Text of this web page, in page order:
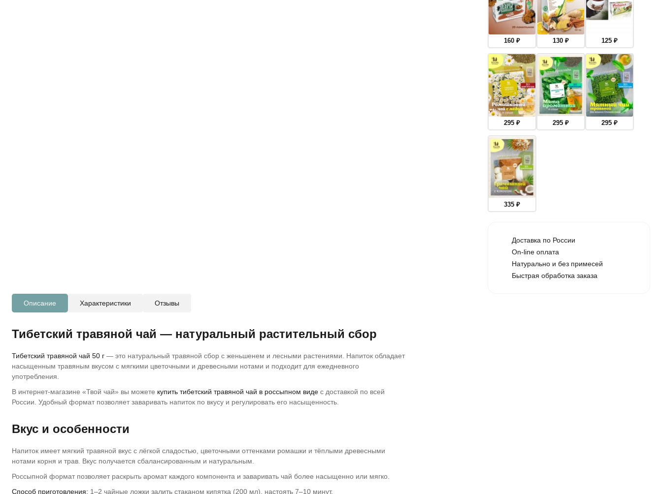
160 ₽ 130 ₽ 125 ₽
295 ₽ 295 ₽ 295 ₽
335 ₽
Доставка по России
On-line оплата
Натурально и без примесей
Быстрая обработка заказа
Описание Характеристики Отзывы
Тибетский травяной чай — натуральный растительный сбор
Тибетский травяной чай 50 г — это натуральный травяной сбор с женьшенем и лесными растениями. Напиток обладает
насыщенным травяным вкусом с мягкими цветочными и древесными нотами и подходит для ежедневного
употребления.
В интернет-магазине «Твой чай» вы можете купить тибетский травяной чай в россыпном виде с доставкой по всей
России. Удобный формат позволяет заваривать напиток по вкусу и регулировать его насыщенность.
Вкус и особенности
Напиток имеет мягкий травяной вкус с лёгкой сладостью, цветочными оттенками ромашки и тёплыми древесными
нотами корня и трав. Вкус получается сбалансированным и натуральным.
Россыпной формат позволяет раскрыть аромат каждого компонента и заваривать чай более насыщенно или мягко.
Способ приготовления: 1–2 чайные ложки залить стаканом кипятка (200 мл), настоять 7–10 минут.